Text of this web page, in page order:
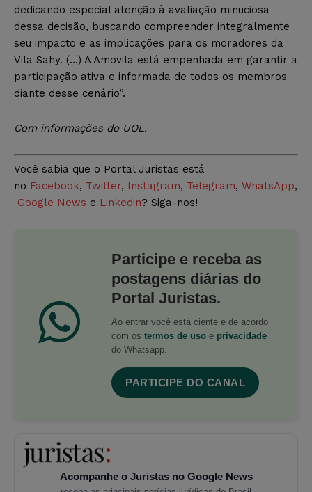
dedicando especial atenção à avaliação minuciosa
dessa decisão, buscando compreender integralmente
seu impacto e as implicações para os moradores da
Vila Sahy. (…) A Amovila está empenhada em garantir a
participação ativa e informada de todos os membros
diante desse cenário”.
Com informações do UOL.
Você sabia que o Portal Juristas está
no Facebook, Twitter, Instagram, Telegram, WhatsApp,
Google News e Linkedin? Siga-nos!
Participe e receba as
postagens diárias do
Portal Juristas.
Ao entrar você está ciente e de acordo
com os termos de uso e privacidade
do Whatsapp.
PARTICIPE DO CANAL
Acompanhe o Juristas no Google News